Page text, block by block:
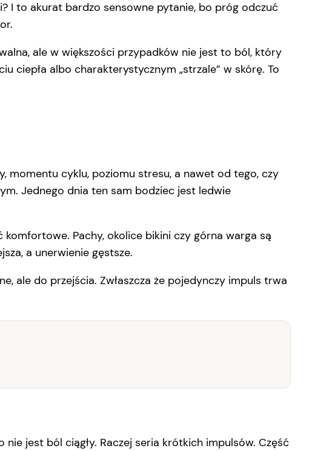
I to akurat bardzo sensowne pytanie, bo próg odczuć
ale w większości przypadków nie jest to ból, który
ciepła albo charakterystycznym „strzale” w skórę. To
momentu cyklu, poziomu stresu, a nawet od tego, czy
Jednego dnia ten sam bodziec jest ledwie
Pachy, okolice bikini czy górna warga są
a unerwienie gęstsze.
ale do przejścia. Zwłaszcza że pojedynczy impuls trwa
jest ból ciągły. Raczej seria krótkich impulsów. Część